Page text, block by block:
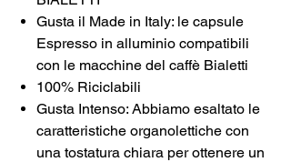
Gusta il Made in Italy: le capsule
Espresso in alluminio compatibili
con le macchine del caffè Bialetti
100% Riciclabili
Gusta Intenso: Abbiamo esaltato le
caratteristiche organolettiche con
una tostatura chiara per ottenere un